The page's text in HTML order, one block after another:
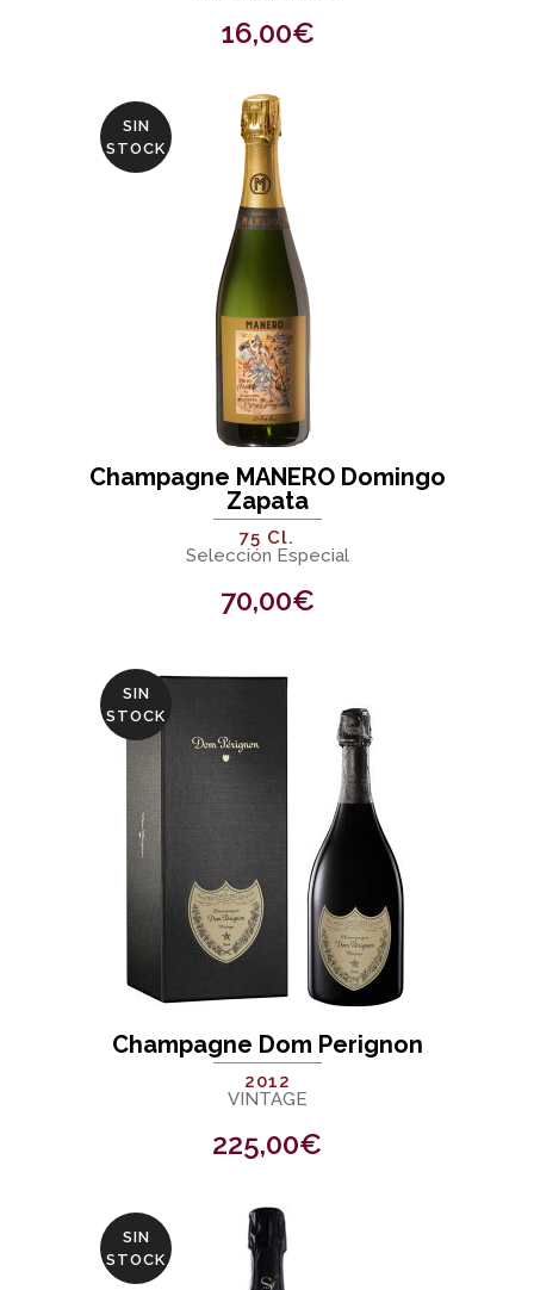
16,00€
SIN
STOCK
Champagne MANERO Domingo
Zapata
75 Cl.
Selección Especial
70,00€
SIN
STOCK
Champagne Dom Perignon
2012
VINTAGE
225,00€
SIN
STOCK